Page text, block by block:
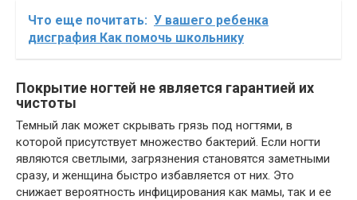
Что еще почитать: У вашего ребенка
дисграфия Как помочь школьнику
Покрытие ногтей не является гарантией их
чистоты
Темный лак может скрывать грязь под ногтями, в
которой присутствует множество бактерий. Если ногти
являются светлыми, загрязнения становятся заметными
сразу, и женщина быстро избавляется от них. Это
снижает вероятность инфицирования как мамы, так и ее